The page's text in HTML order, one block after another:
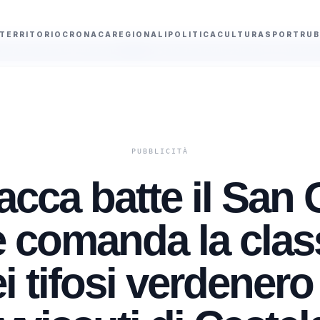
TERRITORIO CRONACA REGIONALI POLITICA CULTURA SPORT
umana
batte il San
comanda la
tifosi